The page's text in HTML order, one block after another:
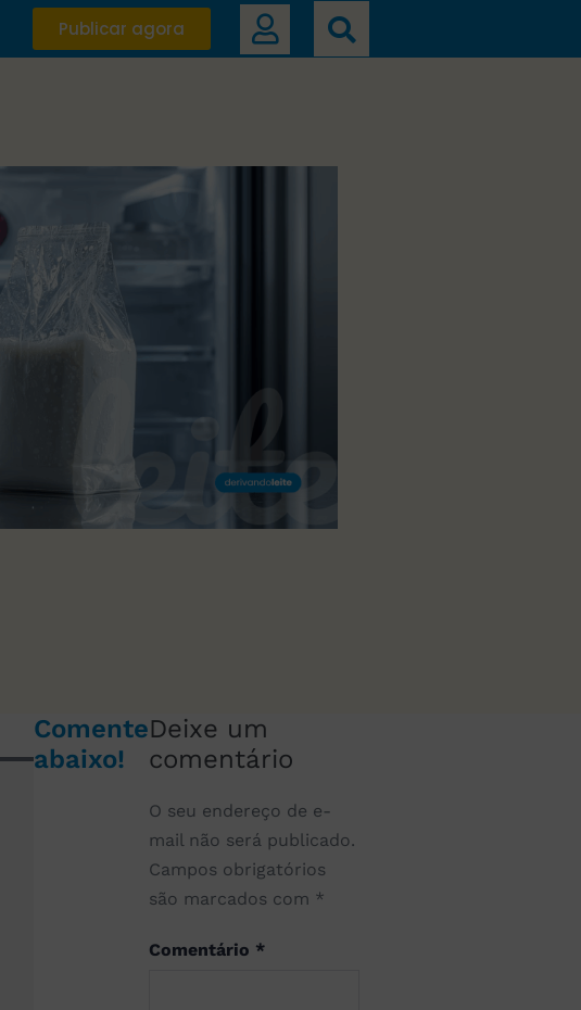
Publicar agora
Comente
abaixo!
Deixe um
comentário
O seu endereço de e-
mail não será publicado.
Campos obrigatórios
são marcados com *
Comentário *